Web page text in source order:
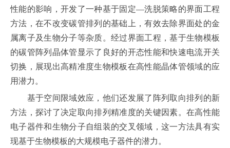
性能的影响，开发了一种基于固定—洗脱策略的界面工程
方法，在不改变碳管排列的基础上，有效去除界面处的金
属离子及生物分子等杂质。经过界面工程，基于生物模板
的碳管阵列晶体管显示了良好的开态性能和快速电流开关
切换，展现出高精准度生物模板在高性能晶体管领域的应
用潜力。
基于空间限域效应，他们还发展了阵列取向排列的新
方法，探讨了决定取向排列精准度的关键因素。在高性能
电子器件和生物分子自组装的交叉领域，这一方法具有实
现基于生物模板的大规模电子器件的潜力。